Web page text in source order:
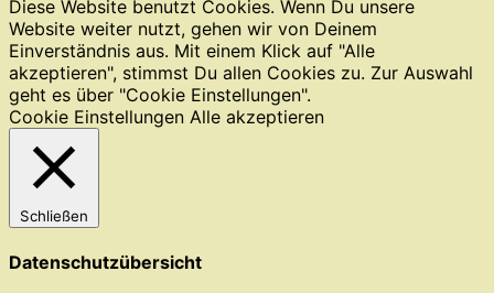
Diese Website benutzt Cookies. Wenn Du unsere
Website weiter nutzt, gehen wir von Deinem
Einverständnis aus. Mit einem Klick auf "Alle
akzeptieren", stimmst Du allen Cookies zu. Zur Auswahl
geht es über "Cookie Einstellungen".
Cookie Einstellungen Alle akzeptieren
Schließen
Datenschutzübersicht